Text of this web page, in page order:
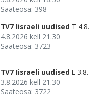
Saateosa: 398
TV7 Iisraeli uudised T 4.8.
4.8.2026 kell 21.30
Saateosa: 3723
TV7 Iisraeli uudised E 3.8.
3.8.2026 kell 21.30
Saateosa: 3722